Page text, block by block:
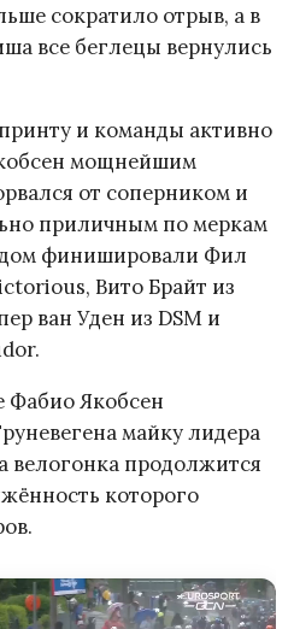
сократило отрыв, а в
все беглецы вернулись
и команды активно
мощнейшим
от соперником и
приличным по меркам
финишировали Фил
Вито Брайт из
ван Уден из DSM и
Фабио Якобсен
майку лидера
велогонка продолжится
которого